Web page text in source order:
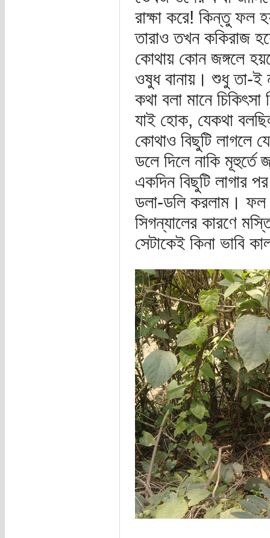
রাক্ষা করে! কিন্তু ফল
তারাও তখন ককিরাজ
কোথায় কোন জঙ্গলে
ওষুধ বানায়। শুধু তা-
কথা বলা মানে
যাই হোক, যেকথা
কোথাও বিছুটি লাগলে
ডলে দিলে নাকি
একদিন বিছুটি লাগার
ডলা-ডলি করলাম। ফল
সিগন্যালের কারণে
সেটাকেই কিনা ভাবি